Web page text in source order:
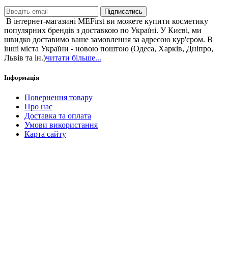
Підписатись
В інтернет-магазині MEFirst ви можете купити косметику
популярних брендів з доставкою по Україні. У Києві, ми
швидко доставимо ваше замовлення за адресою кур'єром. В
інші міста України - новою поштою (Одеса, Харків, Дніпро,
Львів та ін.)читати більше...
Інформація
Повернення товару
Про нас
Доставка та оплата
Умови використання
Карта сайту